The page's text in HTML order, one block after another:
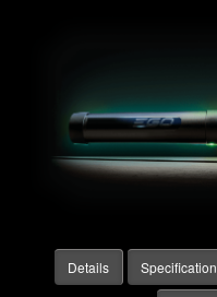
Details Specification